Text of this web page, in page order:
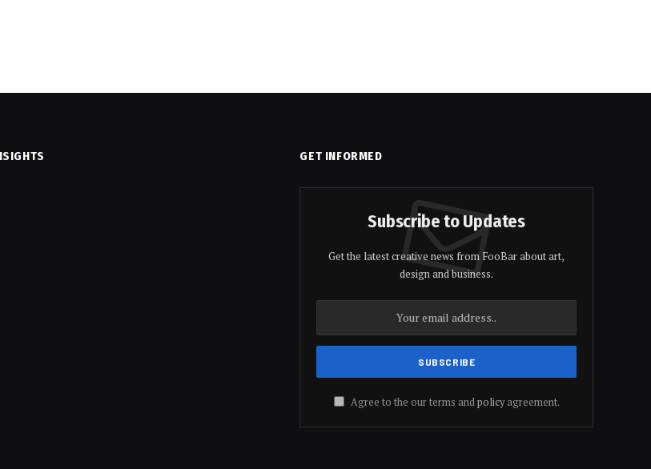
GET INFORMED
Subscribe to Updates
Get the latest creative news from FooBar about art,
design and business.
Agree to the our terms andpolicyagreement.